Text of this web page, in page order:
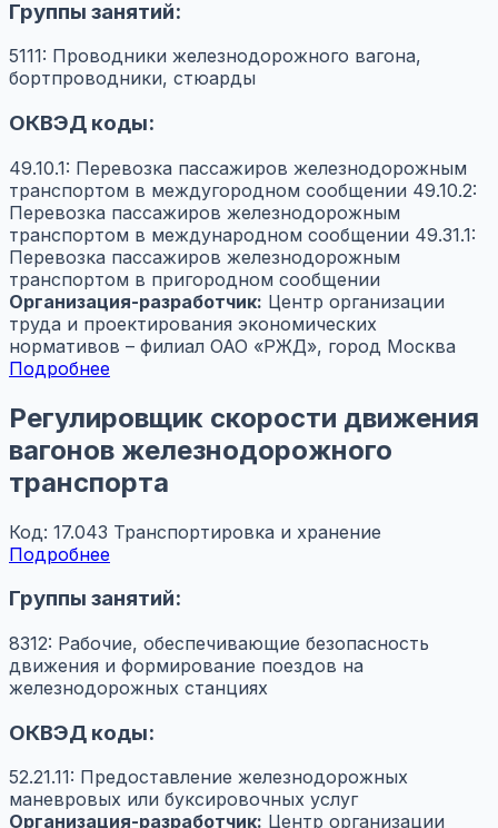
Группы занятий:
5111: Проводники железнодорожного вагона,
бортпроводники, стюарды
ОКВЭД коды:
49.10.1: Перевозка пассажиров железнодорожным
транспортом в междугородном сообщении 49.10.2:
Перевозка пассажиров железнодорожным
транспортом в международном сообщении 49.31.1:
Перевозка пассажиров железнодорожным
транспортом в пригородном сообщении
Организация-разработчик: Центр организации
труда и проектирования экономических
нормативов – филиал ОАО «РЖД», город Москва
Подробнее
Регулировщик скорости движения
вагонов железнодорожного
транспорта
Код: 17.043 Транспортировка и хранение
Подробнее
Группы занятий:
8312: Рабочие, обеспечивающие безопасность
движения и формирование поездов на
железнодорожных станциях
ОКВЭД коды:
52.21.11: Предоставление железнодорожных
маневровых или буксировочных услуг
Организация-разработчик: Центр организации